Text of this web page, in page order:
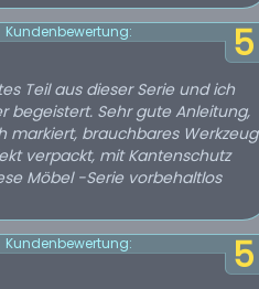
5
Kundenbewertung:
Teil aus dieser Serie und ich
begeistert. Sehr gute Anleitung,
markiert, brauchbares Werkzeug
verpackt, mit Kantenschutz
Möbel -Serie vorbehaltlos
5
Kundenbewertung: